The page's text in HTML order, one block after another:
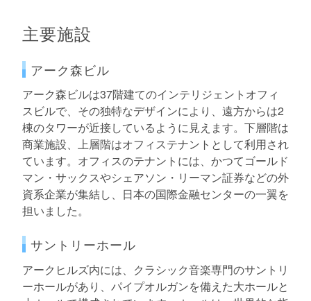
主要施設
アーク森ビル
アーク森ビルは37階建てのインテリジェントオフィ
スビルで、その独特なデザインにより、遠方からは2
棟のタワーが近接しているように見えます。下層階は
商業施設、上層階はオフィステナントとして利用され
ています。オフィスのテナントには、かつてゴールド
マン・サックスやシェアソン・リーマン証券などの外
資系企業が集結し、日本の国際金融センターの一翼を
担いました。
サントリーホール
アークヒルズ内には、クラシック音楽専門のサントリ
ーホールがあり、パイプオルガンを備えた大ホールと